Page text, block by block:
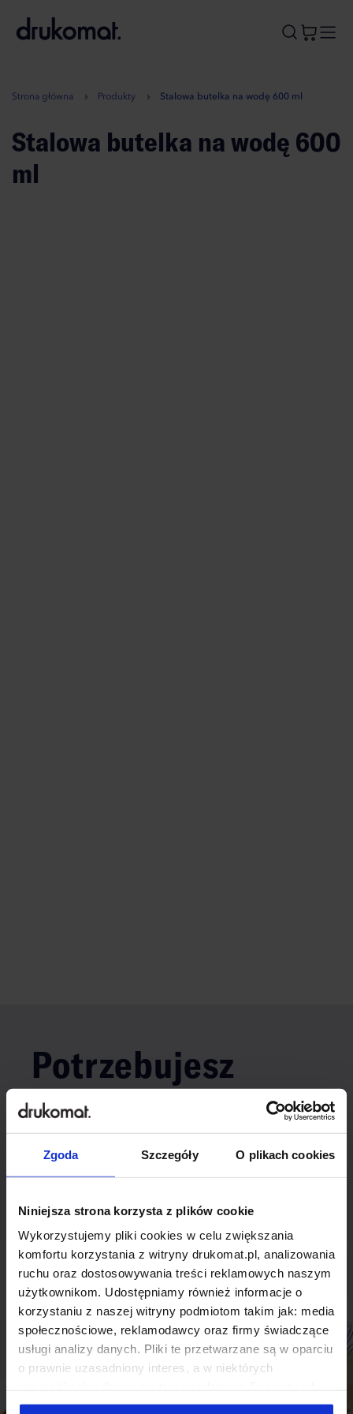
Zgoda Szczegóły O plikach cookies
Niniejsza strona korzysta z plików cookie
Wykorzystujemy pliki cookies w celu zwiększania
komfortu korzystania z witryny drukomat.pl, analizowania
ruchu oraz dostosowywania treści reklamowych naszym
użytkownikom. Udostępniamy również informacje o
korzystaniu z naszej witryny podmiotom takim jak: media
społecznościowe, reklamodawcy oraz firmy świadczące
usługi analizy danych. Pliki te przetwarzane są w oparciu
o prawnie uzasadniony interes, a w niektórych
Niektóre z plików cookies dostarczane i przetwarzane są
A
Strona główna Produkty Stalowa butelka na wodę 600 ml
Stalowa butelka na wodę 600
ml
Potrzebujesz
indywidualnego
rozwiązania?
Odezwij się do nas, aby omówić
produkt niestandardowy.
Skontaktuj się